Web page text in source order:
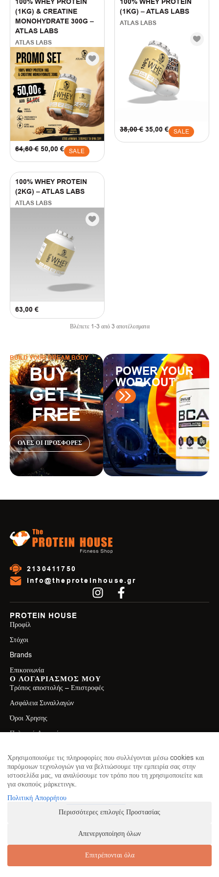
FILTER BY PRICE
35 €—65 €
Βλέπετε 1-3 από3 αποτέλεσματα
100% WHEY PROTEIN
(1KG) & CREATINE
MONOHYDRATE 300G –
ATLAS LABS
ATLAS LABS
64,60€ 50,00 € SALE
100% WHEY PROTEIN
(1KG) – ATLAS LABS
ATLAS LABS
38,00€ 35,00 € SALE
100% WHEY PROTEIN
(2KG) – ATLAS LABS
ATLAS LABS
63,00 €
BUILD YOUR DREAM BODY
BUY 1
GET 1
FREE
ΟΛΕΣ ΟΙ ΠΡΟΣΦΟΡΕΣ
POWER YOUR
WORKOUT
2130411750
info@theproteinhouse.gr
PROTEIN HOUSE
Προφίλ
Στόχοι
Brands
Επικοινωνία
Ο ΛΟΓΑΡΙΑΣΜΟΣ ΜΟΥ
Τρόπος αποστολής – Επιστροφές
Ασφάλεια Συναλλαγών
Όροι Χρησης
Πολιτική Απορρήτου
2130411750
info@theproteinhouse.gr
ΕΓΓΡΑΦΕΙΤΕ ΣΤΟ NEWSLETTER
ΕΓΓΡΑΦΗ
Web Future
Χρησιμοποιούμε τις πληροφορίες που συλλέγονται μέσω cookies και
παρόμοιων τεχνολογιών για να βελτιώσουμε την εμπειρία σας στην
ιστοσελίδα μας, να αναλύσουμε τον τρόπο που τη χρησιμοποιείτε και
για σκοπούς μάρκετινγκ.
Πολιτική Απορρήτου
Περισσότερες επιλογές Προστασίας
Απενεργοποίηση όλων
Επιτρέπονται όλα